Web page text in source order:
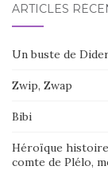
ARTICLES
Un buste de
Zwip, Zwap
Bibi
Héroïque
comte de Plélo,